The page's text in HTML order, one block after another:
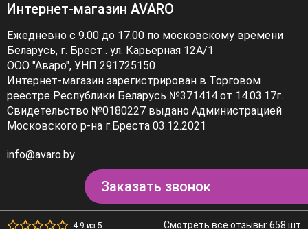
Интернет-магазин AVARO
Ежедневно с 9.00 до 17.00 по московскому времени
Беларусь, г. Брест . ул. Карьерная 12А/1
ООО "Аваро", УНП 291725150
Интернет-магазин зарегистрирован в Торговом
реестре Республики Беларусь №371414 от 14.03.17г.
Свидетельство №0180227 выдано Администрацией
Московского р-на г.Бреста 03.12.2021
info@avaro.by
Заказать звонок
4.9 из 5 Смотреть все отзывы: 658 шт